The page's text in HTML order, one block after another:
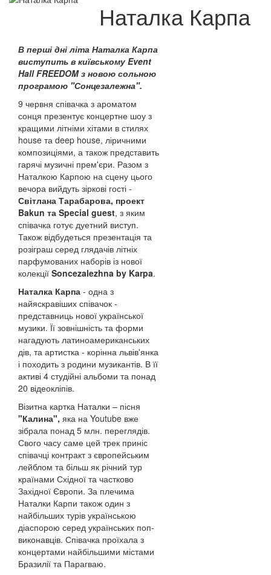
Наталка Карпа
В перші дні літа Наталка Карпа
виступить в київському Event
Hall FREEDOM з новою сольною
програмою "Сонцезалежна".
9 червня співачка з ароматом
сонця презентує концертне шоу з
кращими літніми хітами в стилях
house та deep house, ліричними
композиціями, а також представить
гарячі музичні прем'єри. Разом з
Наталкою Карпою на сцену цього
вечора вийдуть зіркові гості -
Світлана Тарабарова, проект
Bakun та Special guest, з яким
співачка готує дуетний виступ.
Також відбудеться презентація та
розіграш серед глядачів літніх
парфумованих наборів із нової
колекції Soncezalezhna by Karpa.
Наталка Карпа - одна з
найяскравіших співачок -
представниць нової української
музики. Її зовнішність та форми
нагадують латиноамериканських
дів, та артистка - корінна львів'янка
і походить з родини музикантів. В її
активі 4 студійні альбоми та понад
20 відеокліпів.
Візитна картка Наталки – пісня
"Калина", яка на Youtube вже
зібрала понад 5 млн. переглядів.
Свого часу саме цей трек приніс
співачці контракт з європейським
лейблом та більш як річний тур
країнами Східної та частково
Західної Європи. За плечима
Наталки Карпи також один з
найбільших турів українською
діаспорою серед українських поп-
виконавців. Співачка проїхала з
концертами найбільшими містами
Бразилії та Парагваю.